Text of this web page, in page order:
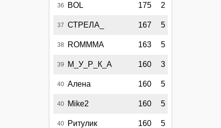
36 BOL 175 2
37 СТРЕЛА_ 167 5
38 ROMMMA 163 5
39 М_У_Р_К_А 160 3
40 Алена 160 5
40 Mike2 160 5
40 Ритулик 160 5